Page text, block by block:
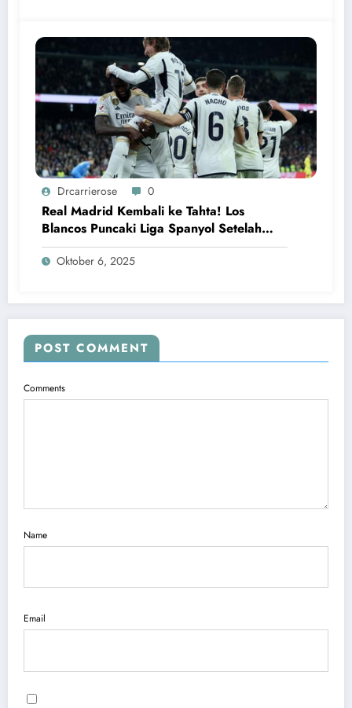
Drcarrierose 0
Real Madrid Kembali ke Tahta! Los
Blancos Puncaki Liga Spanyol Setelah
Kalahkan Villarreal
Oktober 6, 2025
POST COMMENT
Comments
Name
Email